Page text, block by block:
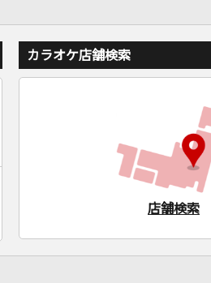
カラオケ店舗検索
店舗検索